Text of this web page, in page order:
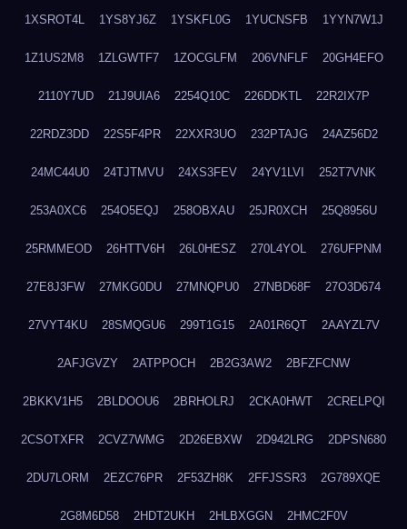
1XSROT4L 1YS8YJ6Z 1YSKFL0G 1YUCNSFB 1YYN7W1J
1Z1US2M8 1ZLGWTF7 1ZOCGLFM 206VNFLF 20GH4EFO
2110Y7UD 21J9UIA6 2254Q10C 226DDKTL 22R2IX7P
22RDZ3DD 22S5F4PR 22XXR3UO 232PTAJG 24AZ56D2
24MC44U0 24TJTMVU 24XS3FEV 24YV1LVI 252T7VNK
253A0XC6 254O5EQJ 258OBXAU 25JR0XCH 25Q8956U
25RMMEOD 26HTTV6H 26L0HESZ 270L4YOL 276UFPNM
27E8J3FW 27MKG0DU 27MNQPU0 27NBD68F 27O3D674
27VYT4KU 28SMQGU6 299T1G15 2A01R6QT 2AAYZL7V
2AFJGVZY 2ATPPOCH 2B2G3AW2 2BFZFCNW
2BKKV1H5 2BLDOOU6 2BRHOLRJ 2CKA0HWT 2CRELPQI
2CSOTXFR 2CVZ7WMG 2D26EBXW 2D942LRG 2DPSN680
2DU7LORM 2EZC76PR 2F53ZH8K 2FFJSSR3 2G789XQE
2G8M6D58 2HDT2UKH 2HLBXGGN 2HMC2F0V